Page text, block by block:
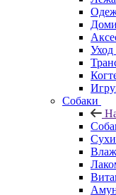
Уход
Собаки